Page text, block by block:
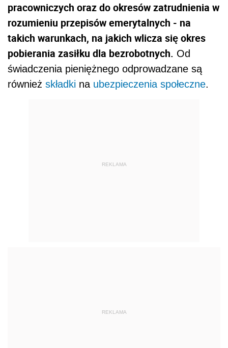
pracowniczych oraz do okresów zatrudnienia w
rozumieniu przepisów emerytalnych - na
takich warunkach, na jakich wlicza się okres
pobierania zasiłku dla bezrobotnych. Od
świadczenia pieniężnego odprowadzane są
również składki na ubezpieczenia społeczne.
REKLAMA
REKLAMA